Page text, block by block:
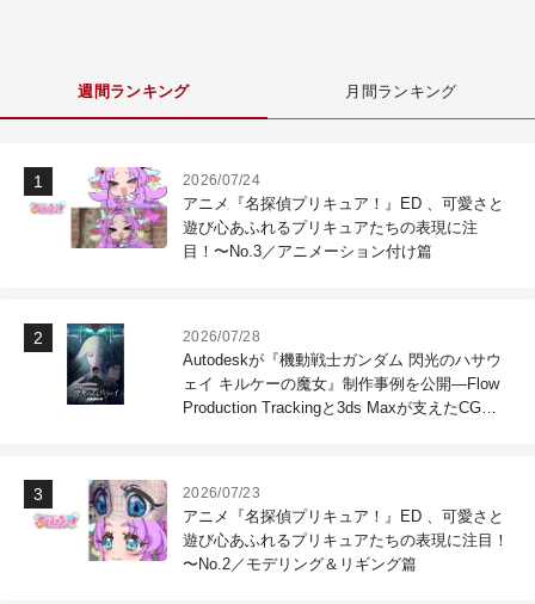
週間ランキング 月間ランキング
2026/07/24
アニメ『名探偵プリキュア！』ED 、可愛さと
遊び心あふれるプリキュアたちの表現に注
目！〜No.3／アニメーション付け篇
2026/07/28
Autodeskが『機動戦士ガンダム 閃光のハサウ
ェイ キルケーの魔女』制作事例を公開―Flow
Production Trackingと3ds Maxが支えたCG制
2026/07/23
アニメ『名探偵プリキュア！』ED 、可愛さと
遊び心あふれるプリキュアたちの表現に注目！
〜No.2／モデリング＆リギング篇